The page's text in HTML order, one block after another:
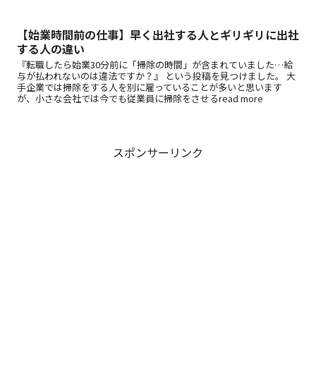
【始業時間前の仕事】早く出社する人とギリギリに出社
する人の違い
『転職したら始業30分前に「掃除の時間」が含まれていました…給
与が払われないのは違法ですか？』 という投稿を見つけました。 大
手企業では掃除をする人を別に雇っていることが多いと思います
が、小さな会社では今でも従業員に掃除をさせるread more
スポンサーリンク